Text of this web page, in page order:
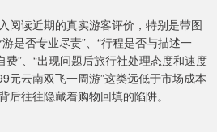
阅读近期的真实游客评价，特别是带图
是否专业尽责”、“行程是否与描述一
费”、“出现问题后旅行社处理态度和速度
元云南双飞一周游”这类远低于市场成本
后往往隐藏着购物回填的陷阱。